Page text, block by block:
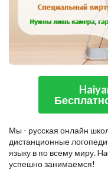
Мы - русская онлайн
дистанционные
языку в по всему миру.
успешно занимаемся!